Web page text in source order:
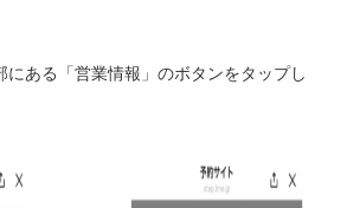
にある「営業情報」のボタンをタップし